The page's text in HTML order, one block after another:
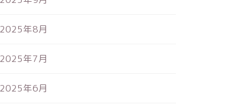
2025年8月
2025年7月
2025年6月